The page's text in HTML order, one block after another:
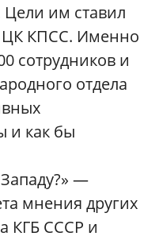
Цели им ставил
ЦК КПСС. Именно
сотрудников и
отдела
и как бы
—
мнения других
КГБ СССР и